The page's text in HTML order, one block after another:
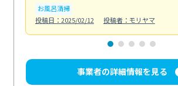
お風呂清掃
投稿日：2025/02/12
投稿者：モリヤマ
事業者の詳細情報を見る